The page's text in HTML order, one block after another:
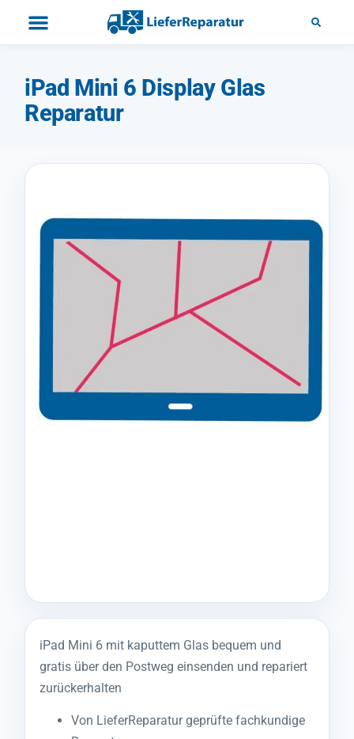
iPad Mini 6 Display Glas
Reparatur
iPad Mini 6 mit kaputtem Glas bequem und
gratis über den Postweg einsenden und repariert
zurückerhalten
Von LieferReparatur geprüfte fachkundige